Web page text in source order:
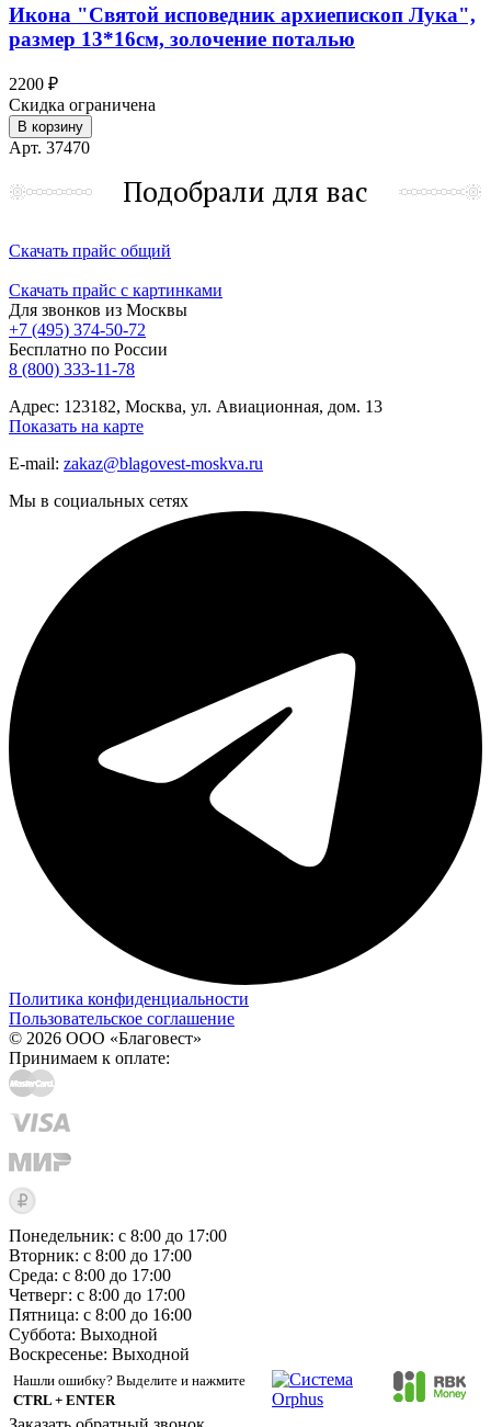
Икона "Святой исповедник архиепископ Лука",
размер 13*16см, золочение поталью
2200 ₽
Скидка ограничена
В корзину
Арт. 37470
Подобрали для вас
Скачать прайс общий
Скачать прайс с картинками
Для звонков из Москвы
+7 (495) 374-50-72
Бесплатно по России
8 (800) 333-11-78
Адрес: 123182, Москва, ул. Авиационная, дом. 13
Показать на карте
E-mail: zakaz@blagovest-moskva.ru
Мы в социальных сетях
Политика конфиденциальности
Пользовательское соглашение
© 2026 ООО «Благовест»
Принимаем к оплате:
Понедельник: с 8:00 до 17:00
Вторник: с 8:00 до 17:00
Среда: с 8:00 до 17:00
Четверг: с 8:00 до 17:00
Пятница: с 8:00 до 16:00
Суббота: Выходной
Воскресенье: Выходной
Нашли ошибку? Выделите и нажмите
CTRL + ENTER